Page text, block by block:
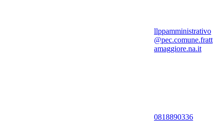
llppamministrativo
@pec.comune.fratt
amaggiore.na.it
0818890336